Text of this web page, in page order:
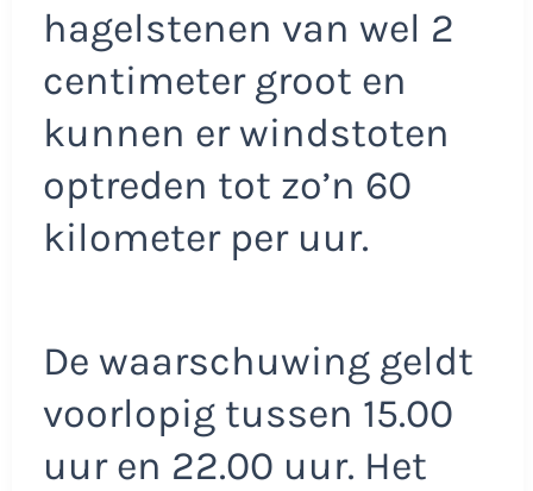
hagelstenen van wel 2
centimeter groot en
kunnen er windstoten
optreden tot zo’n 60
kilometer per uur.
De waarschuwing geldt
voorlopig tussen 15.00
uur en 22.00 uur. Het